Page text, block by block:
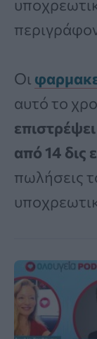
Οι
αυτό το
από 14 δις
πωλήσεις